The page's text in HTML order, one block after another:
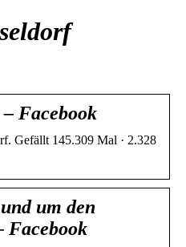
Facebook
Gefällt 145.309 Mal · 2.328
um den
Facebook